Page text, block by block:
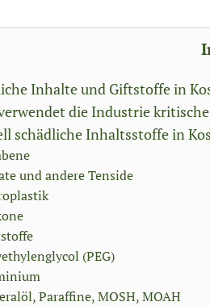
Inhalte und Giftstoffe in
die Industrie
schädliche Inhaltsstoffe in
und andere Tenside
(PEG)
Paraffine, MOSH, MOAH